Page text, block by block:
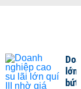
bứt